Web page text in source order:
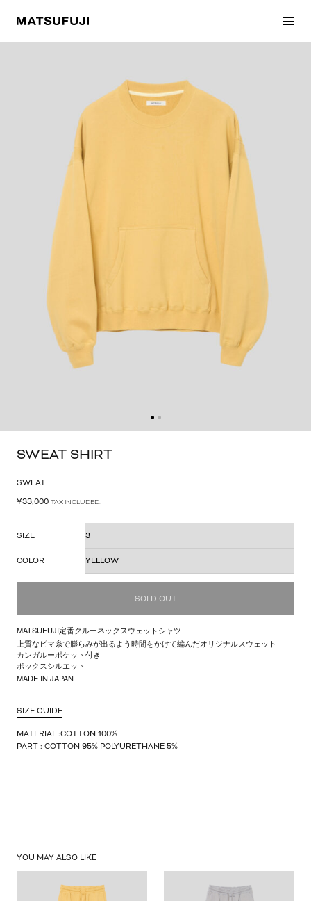
SWEAT SHIRT
SWEAT
¥33,000 TAX INCLUDED.
MATSUFUJI定番クルーネックスウェットシャツ
上質なピマ糸で膨らみが出るよう時間をかけて編んだオリジナルスウェット
カンガルーポケット付き
ボックスシルエット
MADE IN JAPAN
SIZE
COLOR
SIZE GUIDE
MATERIAL :COTTON 100%
PART : COTTON 95% POLYURETHANE 5%
YOU MAY ALSO LIKE